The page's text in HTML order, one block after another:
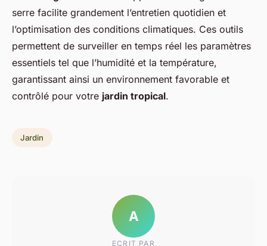
serre facilite grandement l’entretien quotidien et
l’optimisation des conditions climatiques. Ces outils
permettent de surveiller en temps réel les paramètres
essentiels tel que l’humidité et la température,
garantissant ainsi un environnement favorable et
contrôlé pour votre jardin tropical.
Jardin
A
ECRIT PAR